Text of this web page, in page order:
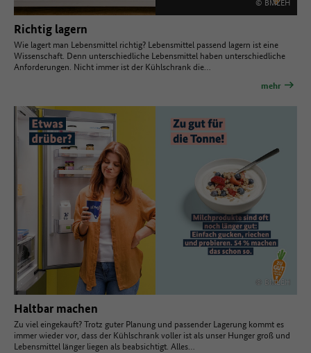
Richtig lagern
Wie lagert man Lebensmittel richtig? Lebensmittel passend lagern ist eine
Wissenschaft. Denn unterschiedliche Lebensmittel haben unterschiedliche
Anforderungen. Nicht immer ist der Kühlschrank die…
mehr
© BMLEH
Haltbar machen
Zu viel eingekauft? Trotz guter Planung und passender Lagerung kommt es
immer wieder vor, dass der Kühlschrank voller ist als unser Hunger groß und
Lebensmittel länger liegen als beabsichtigt. Alles…